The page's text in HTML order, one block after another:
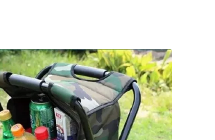
The
options
may
be
chosen